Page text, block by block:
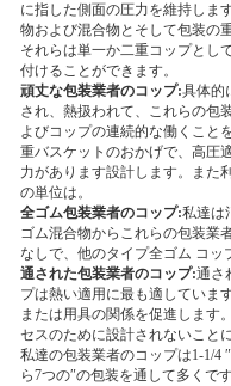
に指した側面の圧力を維持しま
物および混合物とそして包装の
それらは単一か二重コップとし
付けることができます。
頑丈な包装業者のコップ:具体的
され、熱扱われて、これらの包
よびコップの連続的な働くこと
重バスケットのおかげで、高圧
力があります設計します。また
の単位は。
全ゴム包装業者のコップ:私達は
ゴム混合物からこれらの包装業
なしで、他のタイプ全ゴム コッ
通された包装業者のコップ:通さ
プは熱い適用に最も適していま
または用具の関係を促進します
セスのために設計されないこと
私達の包装業者のコップは1-1/4
ら7つの″の包装を通して多くで